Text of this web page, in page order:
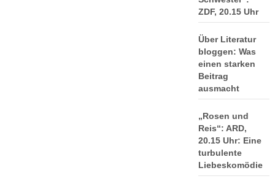
ZDF, 20.15 Uhr
Über Literatur
bloggen: Was
einen starken
Beitrag
ausmacht
„Rosen und
Reis“: ARD,
20.15 Uhr: Eine
turbulente
Liebeskomödie